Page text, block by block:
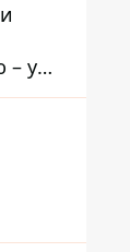
– у
723